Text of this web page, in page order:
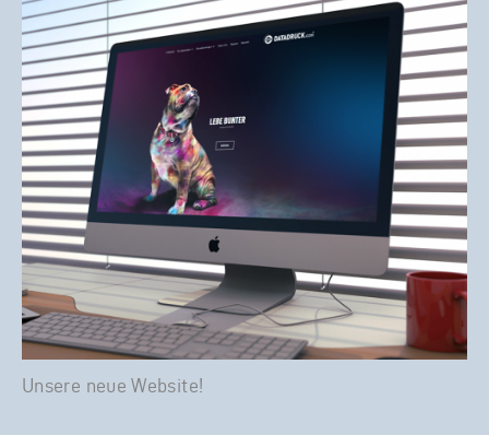
Unsere neue Website!